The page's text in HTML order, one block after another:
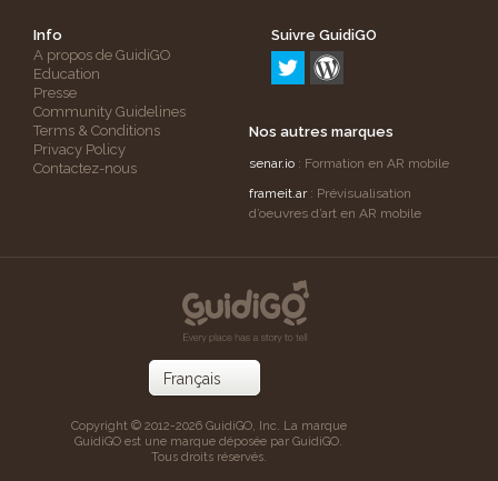
Info
A propos de GuidiGO
Education
Presse
Community Guidelines
Terms & Conditions
Privacy Policy
Contactez-nous
Suivre GuidiGO
Nos autres marques
senar.io : Formation en AR mobile
frameit.ar: Prévisualisation
d’oeuvres d’art en AR mobile
Copyright © 2012-2026 GuidiGO, Inc. La marque
GuidiGO est une marque déposée par GuidiGO.
Tous droits réservés.